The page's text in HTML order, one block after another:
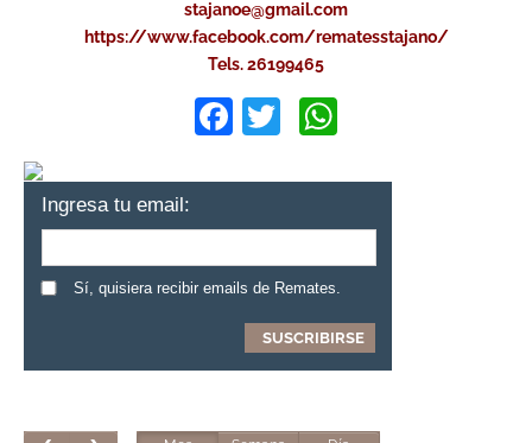
stajanoe@gmail.com
https://www.facebook.com/rematesstajano/
Tels. 26199465
Facebook
Twitter
Ingresa tu email:
Sí, quisiera recibir emails de Remates.